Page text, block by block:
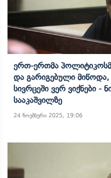
Ერთ-Ერთმა
Და Გარიგებული
Სივრცეში Ვერ Ვიქნები -
Სააკაშვილზე
24 ნოემბერი 2025, 19:06